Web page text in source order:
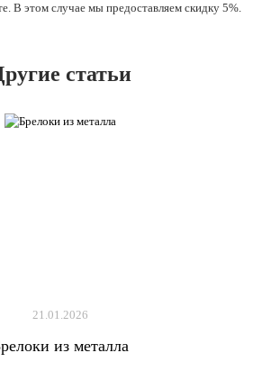
В этом случае мы предоставляем скидку 5%.
статьи
21.01.2026
из металла